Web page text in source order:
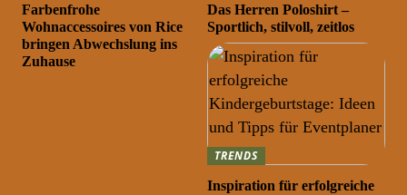
Farbenfrohe
Wohnaccessoires von Rice
bringen Abwechslung ins
Zuhause
Das Herren Poloshirt –
Sportlich, stilvoll, zeitlos
TRENDS
Inspiration für erfolgreiche